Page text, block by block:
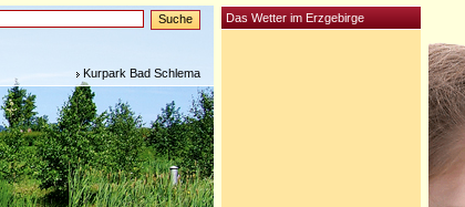
Kurpark Bad Schlema
Das Wetter im Erzgebirge